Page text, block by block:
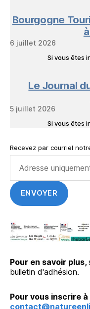
Bourgogne
6 juillet 2026
Si vous êtes
Le Journal
5 juillet 2026
Si vous êtes
Recevez par courriel
Pour en savoir plus,
bulletin d'adhésion.
Pour vous inscrire